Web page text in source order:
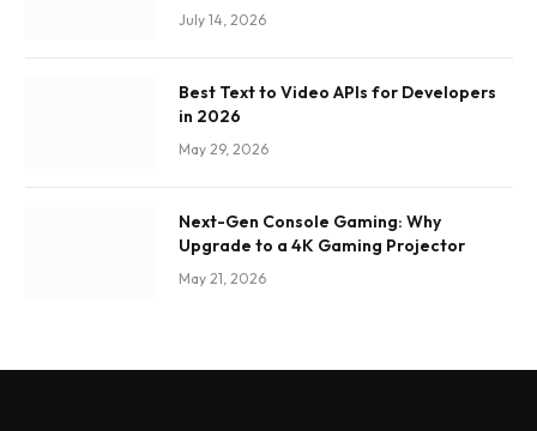
July 14, 2026
Best Text to Video APIs for Developers
in 2026
May 29, 2026
Next-Gen Console Gaming: Why
Upgrade to a 4K Gaming Projector
May 21, 2026